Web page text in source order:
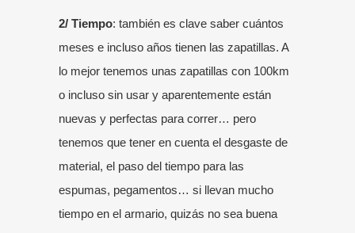
2/ Tiempo: también es clave saber cuántos
meses e incluso años tienen las zapatillas. A
lo mejor tenemos unas zapatillas con 100km
o incluso sin usar y aparentemente están
nuevas y perfectas para correr… pero
tenemos que tener en cuenta el desgaste de
material, el paso del tiempo para las
espumas, pegamentos… si llevan mucho
tiempo en el armario, quizás no sea buena